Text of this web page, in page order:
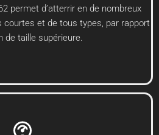
permet d’atterrir en de nombreux
courtes et de tous types, par rapport
de taille supérieure.